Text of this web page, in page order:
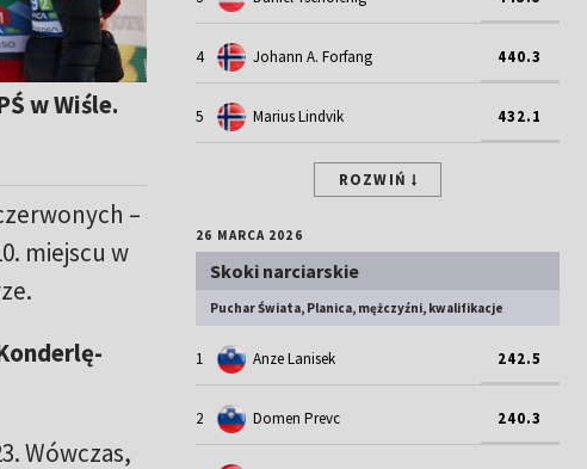
w Wiśle.
–
miejscu w
Wówczas,
4 Johann A. Forfang 440.3
5 Marius Lindvik 432.1
ROZWIŃ
26 MARCA 2026
Skoki narciarskie
Puchar Świata, Planica, mężczyźni, kwalifikacje
1 Anze Lanisek 242.5
2 Domen Prevc 240.3